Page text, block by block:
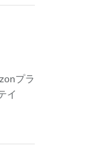
プラ
イ